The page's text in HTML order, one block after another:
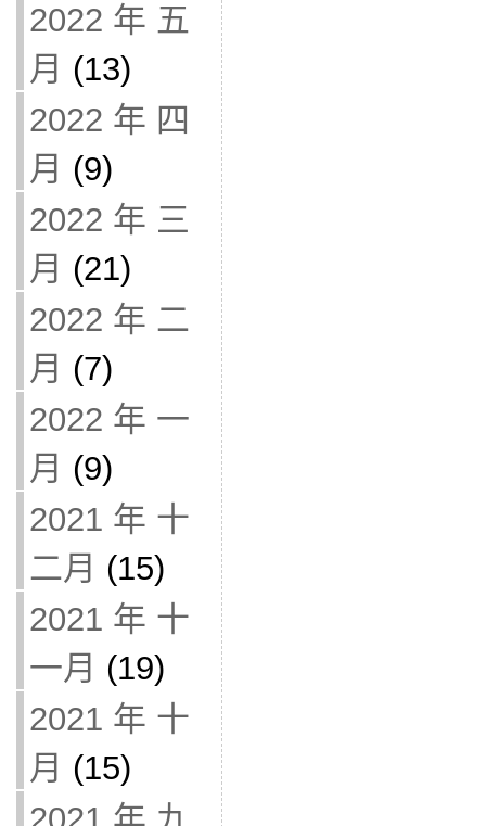
2022 年 五
月 (13)
2022 年 四
月 (9)
2022 年 三
月 (21)
2022 年 二
月 (7)
2022 年 一
月 (9)
2021 年 十
二月 (15)
2021 年 十
一月 (19)
2021 年 十
月 (15)